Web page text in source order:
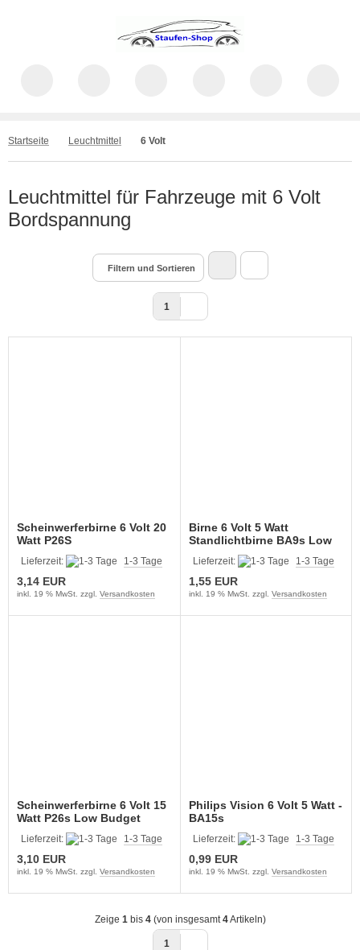
Startseite Leuchtmittel 6 Volt
Leuchtmittel für Fahrzeuge mit 6 Volt
Bordspannung
Filtern und Sortieren
1
Scheinwerferbirne 6 Volt 20
Watt P26S
Lieferzeit: 1-3 Tage
3,14 EUR
inkl. 19 % MwSt. zzgl. Versandkosten
Birne 6 Volt 5 Watt
Standlichtbirne BA9s Low
Lieferzeit: 1-3 Tage
1,55 EUR
inkl. 19 % MwSt. zzgl. Versandkosten
Scheinwerferbirne 6 Volt 15
Watt P26s Low Budget
Lieferzeit: 1-3 Tage
3,10 EUR
inkl. 19 % MwSt. zzgl. Versandkosten
Philips Vision 6 Volt 5 Watt -
BA15s
Lieferzeit: 1-3 Tage
0,99 EUR
inkl. 19 % MwSt. zzgl. Versandkosten
Zeige 1bis 4(von insgesamt4Artikeln)
1